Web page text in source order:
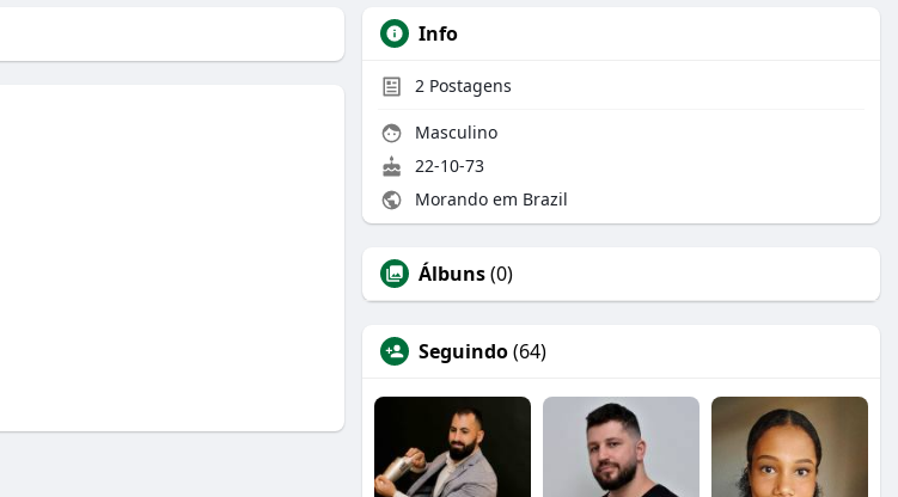
Info
2 Postagens
Masculino
22-10-73
Morando em Brazil
Álbuns(0)
Seguindo(64)